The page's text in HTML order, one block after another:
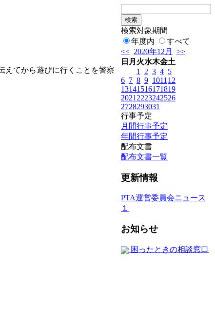
えてから遊びに行くことを警察
検索対象期間
年度内
すべて
<< 2020年12月
>>
日 月 火水木金土
1
2 3 4 5
6 7 8 9 1011 12
13141516171819
2021 2223242526
2728293031
行事予定
月間行事予定
年間行事予定
配布文書
配布文書一覧
更新情報
PTA運営委員会ニュース
１
お知らせ
困ったときの相談窓口